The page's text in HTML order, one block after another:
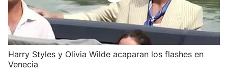
Harry Styles y Olivia Wilde acaparan los flashes en
Venecia